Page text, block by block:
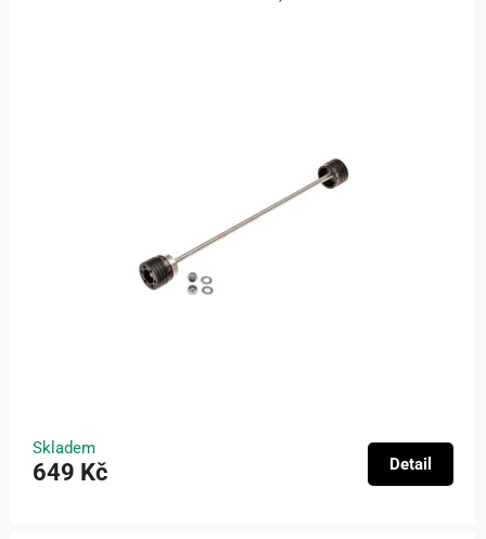
Skladem
649 Kč Detail